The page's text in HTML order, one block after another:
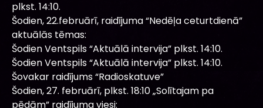
plkst. 14:10.
Šodien, 22.februārī, raidījuma “Nedēļa ceturtdienā”
aktuālās tēmas:
Šodien Ventspils “Aktuālā intervija” plkst. 14:10.
Šodien Ventspils “Aktuālā intervija” plkst. 14:10.
Šovakar raidījums “Radioskatuve”
Šodien, 27. februārī, plkst. 18:10 „Solītajam pa
pēdām” raidījuma viesi: